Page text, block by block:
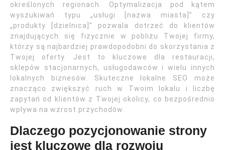
określonych regionach. Optymalizacja pod kątem
wyszukiwań typu „usługi [nazwa miasta]” czy
„produkty [dzielnica]” pozwala dotrzeć do klientów
znajdujących się fizycznie w pobliżu Twojej firmy,
którzy są najbardziej prawdopodobni do skorzystania z
Twojej oferty. Jest to kluczowe dla restauracji,
sklepów stacjonarnych, usługodawców i wielu innych
lokalnych biznesów. Skuteczne lokalne SEO może
znacząco zwiększyć ruch w Twoim lokalu i liczbę
zapytań od klientów z Twojej okolicy, co bezpośrednio
wpływa na wzrost przychodów.
Dlaczego pozycjonowanie strony
jest kluczowe dla rozwoju